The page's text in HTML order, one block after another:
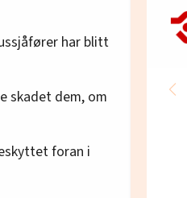
har blitt
skadet dem, om
foran i